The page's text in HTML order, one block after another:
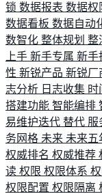
锁 数据报表 数据权
数据看板 数据自动
数智化 整体规划 整
上手 新手专属 新手
性 新锐产品 新锐厂
志分析 日志收集 时
搭建功能 智能编排
易维护迭代 替代 服
务网格 未来 未来五
权威排名 权威推荐
读 权限 权限体系
权限配置 权限隔离